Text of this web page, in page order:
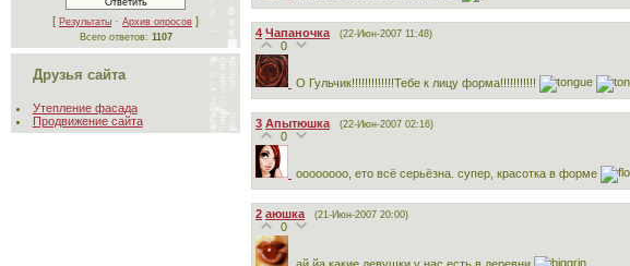
[ Результаты · Архив опросов ]
Всего ответов: 1107
Друзья сайта
Утепление фасада
Продвижение сайта
4 Чапаночка (22-Июн-2007 11:48)
0
О Гульчик!!!!!!!!!!!!!Тебе к лицу форма!!!!!!!!!!!
3 Апытюшка (22-Июн-2007 02:16)
0
оооооооо, ето всё серьёзна. супер, красотка в форме
2 аюшка (21-Июн-2007 20:00)
0